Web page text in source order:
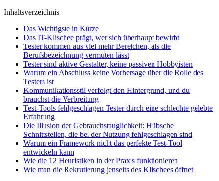
Inhaltsverzeichnis
Das Wichtigste in Kürze
Das IT-Klischee prägt, wer sich überhaupt bewirbt
Tester kommen aus viel mehr Bereichen, als die
Berufsbezeichnung vermuten lässt
Tester sind aktive Gestalter, keine passiven Hobbyisten
Warum ein Abschluss keine Vorhersage über die Rolle des
Testers ist
Kommunikationsstil verfolgt den Hintergrund, und du
brauchst die Verbreitung
Test-Tools fehlgeschlagen Tester durch eine schlechte gelebte
Erfahrung
Die Illusion der Gebrauchstauglichkeit: Hübsche
Schnittstellen, die bei der Nutzung fehlgeschlagen sind
Warum ein Framework nicht das perfekte Test-Tool
entwickeln kann
Wie die 12 Heuristiken in der Praxis funktionieren
Wie man die Rekrutierung jenseits des Klischees öffnet